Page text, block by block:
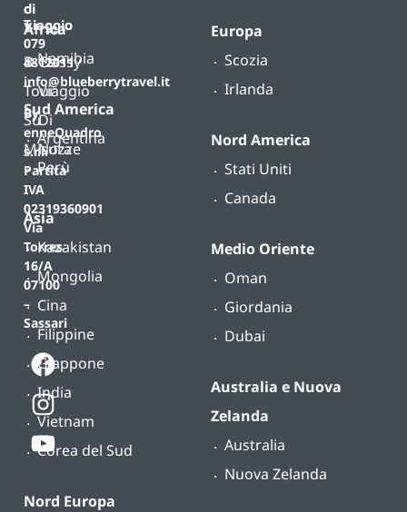
T.
079
4812011
info@blueberrytravel.it
By
enneQuadro
s.r.l.
Partita
IVA
02319360901
Via
Torres
16/A
07100
–
Sassari
Africa
Namibia
Sud America
Argentina
Perù
Asia
Kazakistan
Mongolia
Cina
Filippine
Giappone
India
Vietnam
Corea del Sud
Nord Europa
Europa
Scozia
Irlanda
Nord America
Stati Uniti
Canada
Medio Oriente
Oman
Giordania
Dubai
Australia e Nuova
Zelanda
Australia
Nuova Zelanda
di
viaggio
B-
Tour
Su
Misura
Classy
Viaggio
Di
Nozze